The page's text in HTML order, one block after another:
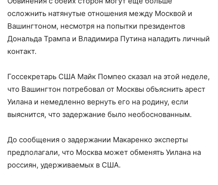
осложнить натянутые отношения между Москвой и
Вашингтоном, несмотря на попытки президентов
Дональда Трампа и Владимира Путина наладить личный
контакт.
Госсекретарь США Майк Помпео сказал на этой неделе,
что Вашингтон потребовал от Москвы объяснить арест
Уилана и немедленно вернуть его на родину, если
выяснится, что задержание было необоснованным.
До сообщения о задержании Макаренко эксперты
предполагали, что Москва может обменять Уилана на
россиян, удерживаемых в США.